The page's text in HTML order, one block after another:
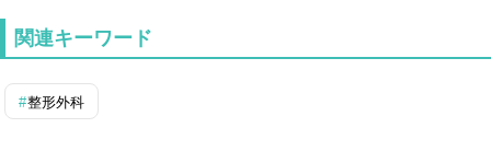
関連キーワード
整形外科